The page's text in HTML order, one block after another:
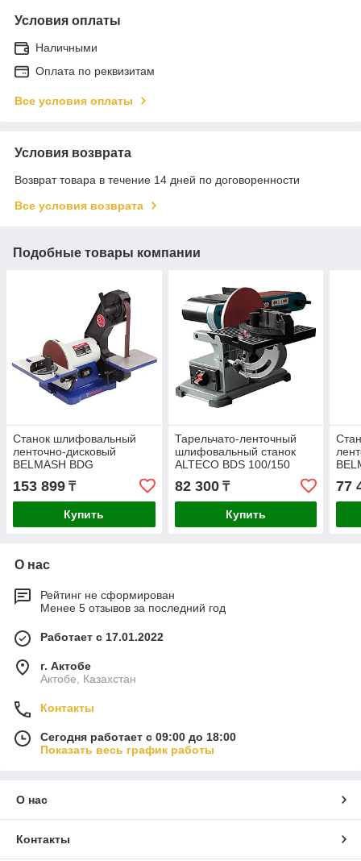
Условия оплаты
Наличными
Оплата по реквизитам
Все условия оплаты
Условия возврата
Возврат товара в течение 14 дней по договоренности
Все условия возврата
Подобные товары компании
Станок шлифовальный
ленточно-дисковый
BELMASH BDG
25/200PRO S279A
153 899 ₸
Купить
Тарельчато-ленточный
шлифовальный станок
ALTECO BDS 100/150
82 300₸
Купить
77
О нас
Рейтинг не сформирован
Менее 5 отзывов за последний год
Работает с 17.01.2022
г. Актобе
Актобе, Казахстан
Контакты
Сегодня работает с 09:00 до 18:00
Показать весь график работы
О нас
Контакты